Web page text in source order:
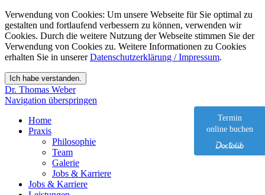
Verwendung von Cookies: Um unsere Webseite für Sie optimal zu
gestalten und fortlaufend verbessern zu können, verwenden wir
Cookies. Durch die weitere Nutzung der Webseite stimmen Sie der
Verwendung von Cookies zu. Weitere Informationen zu Cookies
erhalten Sie in unsererDatenschutzerklärung / Impressum.
Dr. Thomas Weber
Navigation überspringen
Home
Praxis
Philosophie
Team
Galerie
Jobs & Karriere
Jobs & Karriere
Termin
online buchen